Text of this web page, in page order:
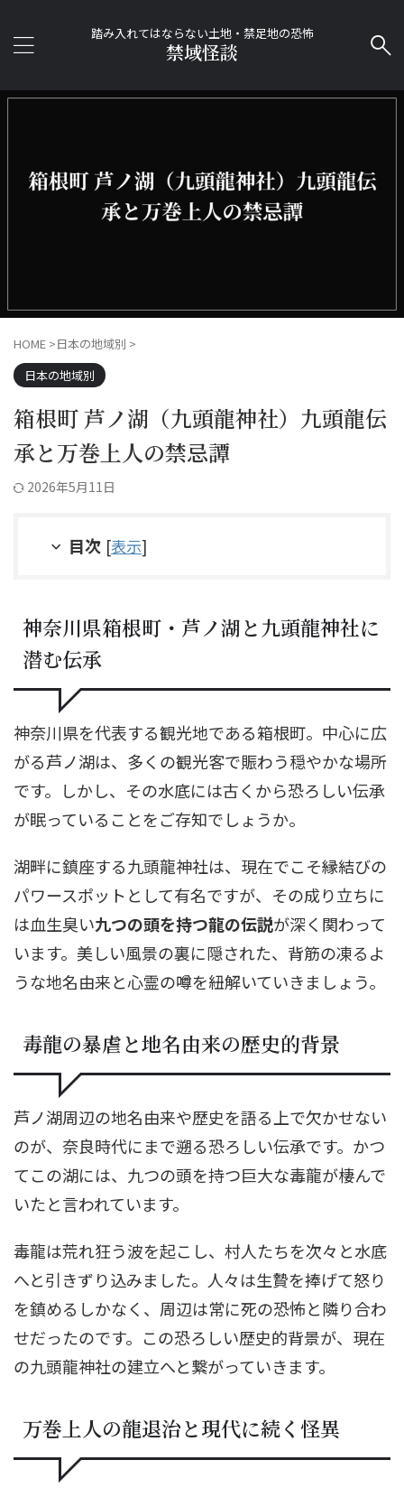
踏み入れてはならない土地・禁足地の恐怖
禁域怪談
HOME >日本の地域別 >
日本の地域別
箱根町 芦ノ湖（九頭龍神社）九頭龍伝
承と万巻上人の禁忌譚
2026年5月11日
目次 [表示]
神奈川県箱根町・芦ノ湖と九頭龍神社に
潜む伝承
神奈川県を代表する観光地である箱根町。中心に広
がる芦ノ湖は、多くの観光客で賑わう穏やかな場所
です。しかし、その水底には古くから恐ろしい伝承
が眠っていることをご存知でしょうか。
湖畔に鎮座する九頭龍神社は、現在でこそ縁結びの
パワースポットとして有名ですが、その成り立ちに
は血生臭い九つの頭を持つ龍の伝説が深く関わって
います。美しい風景の裏に隠された、背筋の凍るよ
うな地名由来と心霊の噂を紐解いていきましょう。
毒龍の暴虐と地名由来の歴史的背景
芦ノ湖周辺の地名由来や歴史を語る上で欠かせない
のが、奈良時代にまで遡る恐ろしい伝承です。かつ
てこの湖には、九つの頭を持つ巨大な毒龍が棲んで
いたと言われています。
毒龍は荒れ狂う波を起こし、村人たちを次々と水底
へと引きずり込みました。人々は生贄を捧げて怒り
を鎮めるしかなく、周辺は常に死の恐怖と隣り合わ
せだったのです。この恐ろしい歴史的背景が、現在
の九頭龍神社の建立へと繋がっていきます。
万巻上人の龍退治と現代に続く怪異